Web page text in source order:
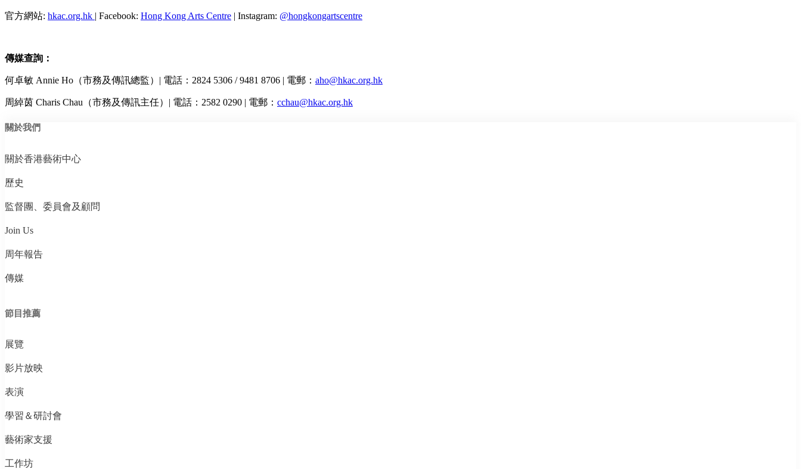
官方網站: hkac.org.hk | Facebook: Hong Kong Arts Centre | Instagram: @hongkongartscentre
傳媒查詢：
何卓敏 Annie Ho（市務及傳訊總監）| 電話：2824 5306 / 9481 8706 | 電郵： aho@hkac.org.hk
周綽茵 Charis Chau（市務及傳訊主任）| 電話：2582 0290 | 電郵： cchau@hkac.org.hk
關於我們
關於香港藝術中心
歷史
監督團、委員會及顧問
Join Us
周年報告
傳媒
節目推薦
展覽
影片放映
表演
學習＆研討會
藝術家支援
工作坊